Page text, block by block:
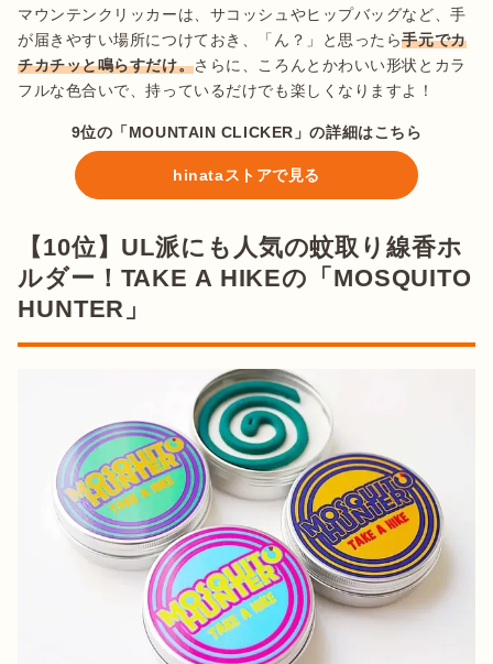
マウンテンクリッカーは、サコッシュやヒップバッグなど、手
が届きやすい場所につけておき、「ん？」と思ったら手元でカ
チカチッと鳴らすだけ。さらに、ころんとかわいい形状とカラ
フルな色合いで、持っているだけでも楽しくなりますよ！
9位の「MOUNTAIN CLICKER」の詳細はこちら
hinataストアで見る
【10位】UL派にも人気の蚊取り線香ホ
ルダー！TAKE A HIKEの「MOSQUITO
HUNTER」